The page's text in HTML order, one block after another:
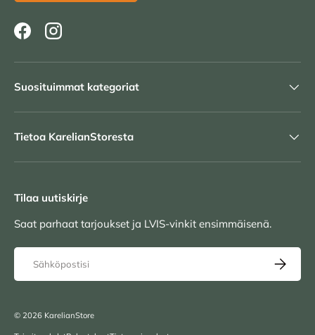
FacebookInstagram
Suosituimmat kategoriat
Tietoa KarelianStoresta
Tilaa uutiskirje
Saat parhaat tarjoukset ja LVIS-vinkit ensimmäisenä.
Sähköposti
TILAA
© 2026 KarelianStore